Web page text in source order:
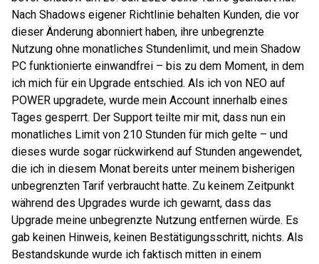
Nach Shadows eigener Richtlinie behalten Kunden, die vor
dieser Änderung abonniert haben, ihre unbegrenzte
Nutzung ohne monatliches Stundenlimit, und mein Shadow
PC funktionierte einwandfrei – bis zu dem Moment, in dem
ich mich für ein Upgrade entschied. Als ich von NEO auf
POWER upgradete, wurde mein Account innerhalb eines
Tages gesperrt. Der Support teilte mir mit, dass nun ein
monatliches Limit von 210 Stunden für mich gelte – und
dieses wurde sogar rückwirkend auf Stunden angewendet,
die ich in diesem Monat bereits unter meinem bisherigen
unbegrenzten Tarif verbraucht hatte. Zu keinem Zeitpunkt
während des Upgrades wurde ich gewarnt, dass das
Upgrade meine unbegrenzte Nutzung entfernen würde. Es
gab keinen Hinweis, keinen Bestätigungsschritt, nichts. Als
Bestandskunde wurde ich faktisch mitten in einem